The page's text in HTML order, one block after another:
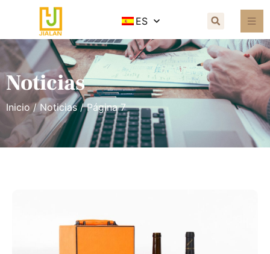
ES
Noticias
Inicio/ Noticias/ Página 7